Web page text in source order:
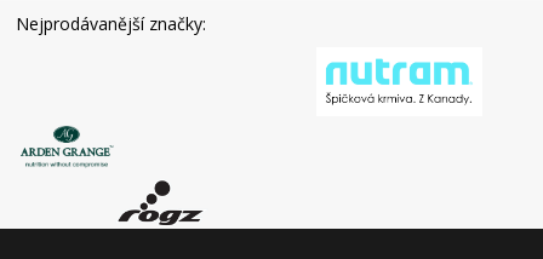
Nejprodávanější značky: